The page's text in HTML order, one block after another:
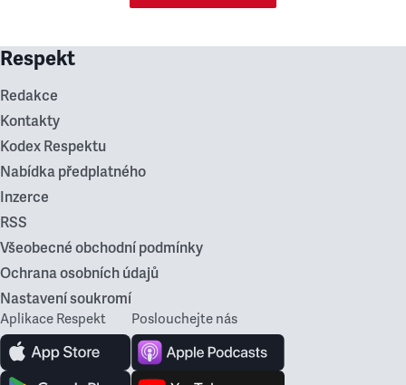
Respekt
Redakce
Kontakty
Kodex Respektu
Nabídka předplatného
Inzerce
RSS
Všeobecné obchodní podmínky
Ochrana osobních údajů
Nastavení soukromí
Aplikace Respekt Poslouchejte nás